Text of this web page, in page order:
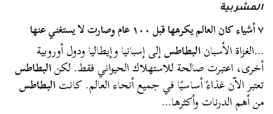
المشربية
٧ أشياء كان العالم يكرهها قبل ١٠٠ عام وصارت لا يستغني عنها
…الغزاة الأسبانالبطاطسإلى إسبانيا وإيطاليا ودول أوروبية
أخرى، اعتبرت صالحة للاستهلاك الحيواني فقط. لكنالبطاطس
تعتبر الآن غذاءً أساسيًا في جميع أنحاء العالم. كانتالبطاطس
من أهم الدرنات وأكثرها…